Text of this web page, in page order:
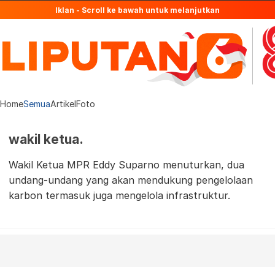
Iklan - Scroll ke bawah untuk melanjutkan
HomeSemuaArtikelFoto
wakil ketua.
Wakil Ketua MPR Eddy Suparno menuturkan, dua
undang-undang yang akan mendukung pengelolaan
karbon termasuk juga mengelola infrastruktur.